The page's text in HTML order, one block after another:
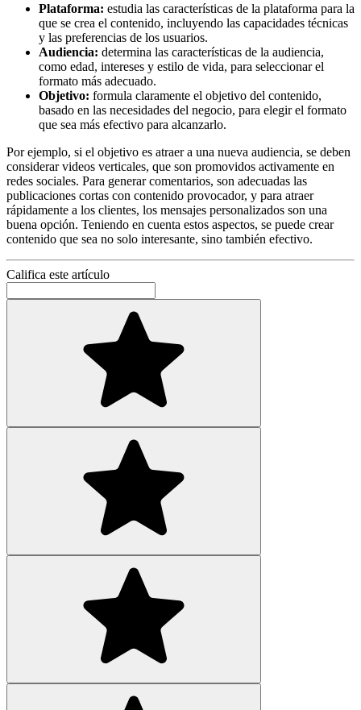
Plataforma: estudia las características de la plataforma para la
que se crea el contenido, incluyendo las capacidades técnicas
y las preferencias de los usuarios.
Audiencia: determina las características de la audiencia,
como edad, intereses y estilo de vida, para seleccionar el
formato más adecuado.
Objetivo: formula claramente el objetivo del contenido,
basado en las necesidades del negocio, para elegir el formato
que sea más efectivo para alcanzarlo.
Por ejemplo, si el objetivo es atraer a una nueva audiencia, se deben
considerar videos verticales, que son promovidos activamente en
redes sociales. Para generar comentarios, son adecuadas las
publicaciones cortas con contenido provocador, y para atraer
rápidamente a los clientes, los mensajes personalizados son una
buena opción. Teniendo en cuenta estos aspectos, se puede crear
contenido que sea no solo interesante, sino también efectivo.
Califica este artículo